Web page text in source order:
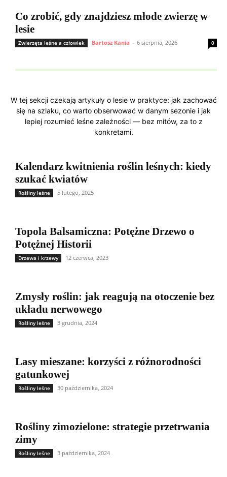
Co zrobić, gdy znajdziesz młode zwierzę w
lesie
Zwierzęta leśne a człowiek Bartosz Kania - 6 sierpnia, 2026 0
W tej sekcji czekają artykuły o lesie w praktyce: jak zachować
się na szlaku, co warto obserwować w danym sezonie i jak
lepiej rozumieć leśne zależności — bez mitów, za to z
konkretami.
Kalendarz kwitnienia roślin leśnych: kiedy
szukać kwiatów
Rośliny leśne 5 lutego, 2025
Topola Balsamiczna: Potężne Drzewo o
Potężnej Historii
Drzewa i krzewy 12 czerwca, 2023
Zmysły roślin: jak reagują na otoczenie bez
układu nerwowego
Rośliny leśne 3 grudnia, 2024
Lasy mieszane: korzyści z różnorodności
gatunkowej
Rośliny leśne 30 października, 2024
Rośliny zimozielone: strategie przetrwania
zimy
Rośliny leśne 3 października, 2024